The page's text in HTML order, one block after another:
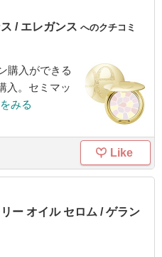
/ エレガンス へのクチコミ
購入ができる
入。セミマッ
みる
Like
ー オイル セロム / ゲラン